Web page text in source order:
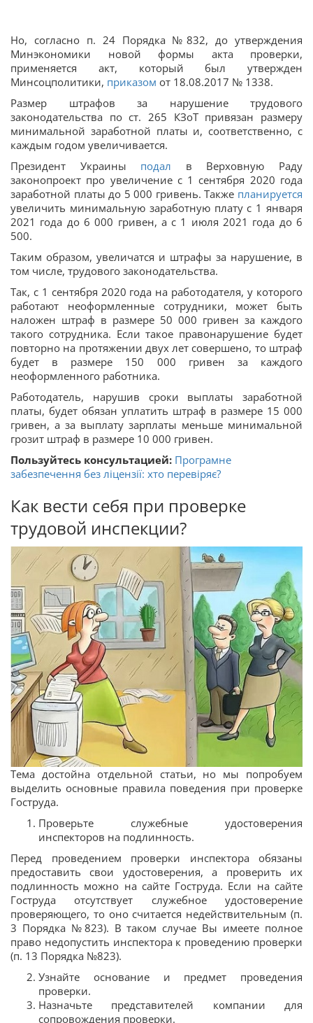
Но, согласно п. 24 Порядка №832, до утверждения
Минэкономики новой формы акта проверки,
применяется акт, который был утвержден
Минсоцполитики, приказом от 18.08.2017 № 1338.
Размер штрафов за нарушение трудового
законодательства по ст. 265 КЗоТ привязан размеру
минимальной заработной платы и, соответственно, с
каждым годом увеличивается.
Президент Украины подал в Верховную Раду
законопроект про увеличение с 1 сентября 2020 года
заработной платы до 5 000 гривень. Также планируется
увеличить минимальную заработную плату с 1 января
2021 года до 6 000 гривен, а с 1 июля 2021 года до 6
500.
Таким образом, увеличатся и штрафы за нарушение, в
том числе, трудового законодательства.
Так, с 1 сентября 2020 года на работодателя, у которого
работают неоформленные сотрудники, может быть
наложен штраф в размере 50 000 гривен за каждого
такого сотрудника. Если такое правонарушение будет
повторно на протяжении двух лет совершено, то штраф
будет в размере 150 000 гривен за каждого
неоформленного работника.
Работодатель, нарушив сроки выплаты заработной
платы, будет обязан уплатить штраф в размере 15 000
гривен, а за выплату зарплаты меньше минимальной
грозит штраф в размере 10 000 гривен.
Пользуйтесь консультацией: Програмне
забезпечення без ліцензії: хто перевіряє?
Как вести себя при проверке
трудовой инспекции?
Тема достойна отдельной статьи, но мы попробуем
выделить основные правила поведения при проверке
Гоструда.
Проверьте служебные удостоверения
инспекторов на подлинность.
Перед проведением проверки инспектора обязаны
предоставить свои удостоверения, а проверить их
подлинность можно на сайте Гоструда. Если на сайте
Гоструда отсутствует служебное удостоверение
проверяющего, то оно считается недействительным (п.
3 Порядка №823). В таком случае Вы имеете полное
право недопустить инспектора к проведению проверки
(п. 13 Порядка №823).
Узнайте основание и предмет проведения
проверки.
Назначьте представителей компании для
сопровождения проверки.